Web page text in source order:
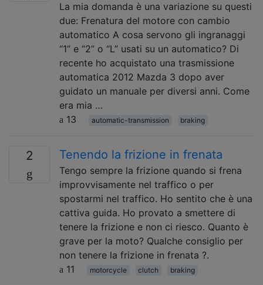
La mia domanda è una variazione su questi
due: Frenatura del motore con cambio
automatico A cosa servono gli ingranaggi
“1” e “2” o “L” usati su un automatico? Di
recente ho acquistato una trasmissione
automatica 2012 Mazda 3 dopo aver
guidato un manuale per diversi anni. Come
era mia …
13
automatic-transmission braking
2 Tenendo la frizione in frenata
Tengo sempre la frizione quando si frena
improvvisamente nel traffico o per
spostarmi nel traffico. Ho sentito che è una
cattiva guida. Ho provato a smettere di
tenere la frizione e non ci riesco. Quanto è
grave per la moto? Qualche consiglio per
non tenere la frizione in frenata ?.
11
motorcycle clutch braking